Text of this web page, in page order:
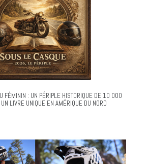
FÉMININ : UN PÉRIPLE HISTORIQUE DE 10 000
LIVRE UNIQUE EN AMÉRIQUE DU NORD